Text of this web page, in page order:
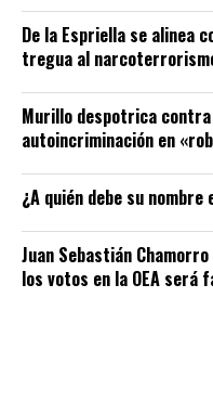
De la Espriella se alinea
tregua al
Murillo despotrica contra
autoincriminación en
¿A quién debe su
Juan Sebastián
los votos en la OEA será